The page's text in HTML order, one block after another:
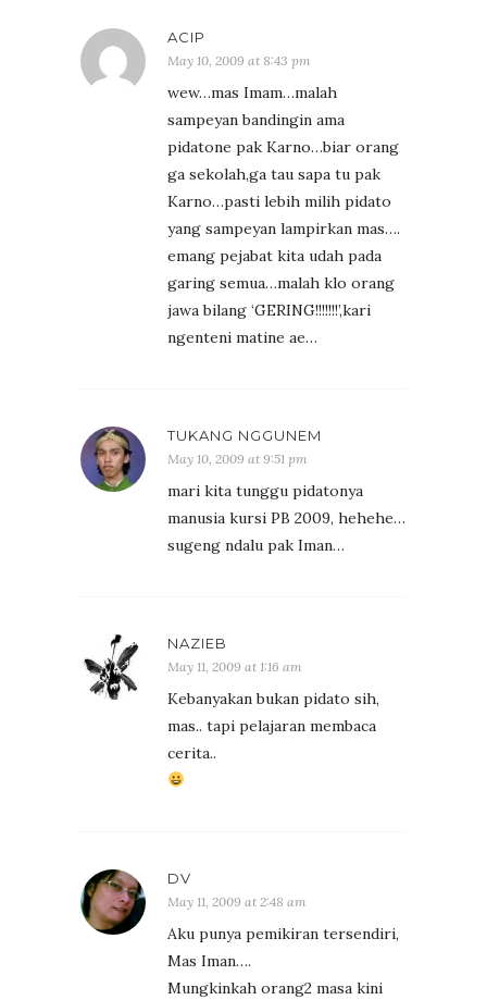
ACIP
May 10, 2009 at 8:43 pm
wew…mas Imam…malah
sampeyan bandingin ama
pidatone pak Karno…biar orang
ga sekolah,ga tau sapa tu pak
Karno…pasti lebih milih pidato
yang sampeyan lampirkan mas….
emang pejabat kita udah pada
garing semua…malah klo orang
jawa bilang ‘GERING!!!!!!!’,kari
ngenteni matine ae…
TUKANG NGGUNEM
May 10, 2009 at 9:51 pm
mari kita tunggu pidatonya
manusia kursi PB 2009, hehehe…
sugeng ndalu pak Iman…
NAZIEB
May 11, 2009 at 1:16 am
Kebanyakan bukan pidato sih,
mas.. tapi pelajaran membaca
cerita..
DV
May 11, 2009 at 2:48 am
Aku punya pemikiran tersendiri,
Mas Iman….
Mungkinkah orang2 masa kini